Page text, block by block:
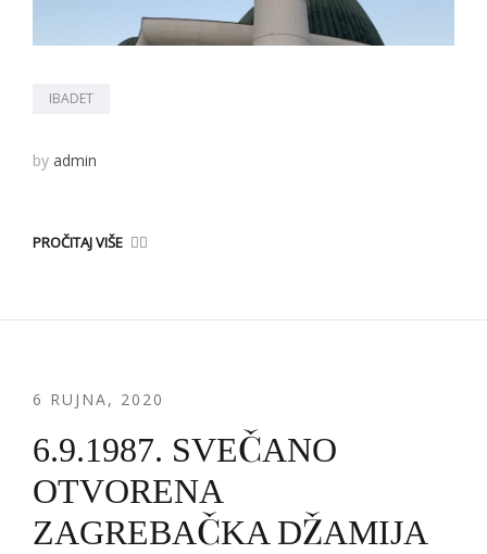
IBADET
by admin
PROČITAJ VIŠE
6 RUJNA, 2020
6.9.1987. SVEČANO
OTVORENA
ZAGREBAČKA DŽAMIJA